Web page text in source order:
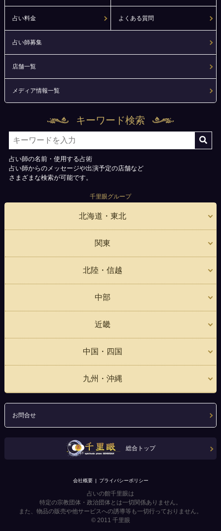
占い料金 よくある質問
占い師募集
店舗一覧
メディア情報一覧
キーワード検索
占い師の名前・使用する占術
占い師からのメッセージや出演予定の店舗など
さまざまな検索が可能です。
千里眼グループ
北海道・東北
関東
北陸・信越
中部
近畿
中国・四国
九州・沖縄
お問合せ
総合トップ
会社概要 プライバシーポリシー
占いの館千里眼は
特定の宗教団体・政治団体とは一切関係ありません。
また、物品の販売や他サービスへの誘導等も一切行っておりません。
© 2011 千里眼